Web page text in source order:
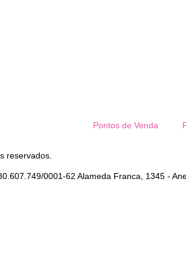
Pontos de Venda
reservados.
0001-62 Alameda Franca, 1345 -